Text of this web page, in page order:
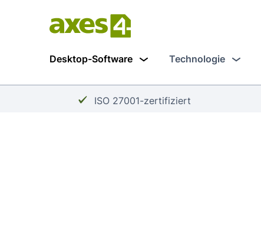
Hauptinhalt
Desktop-Software Technologie
Häkchen:
ISO 27001-zertifiziert